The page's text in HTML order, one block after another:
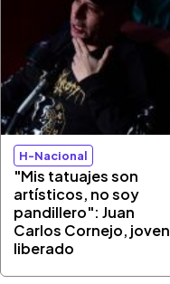
H-Nacional
"Mis tatuajes son
artísticos, no soy
pandillero": Juan
Carlos Cornejo, joven
liberado